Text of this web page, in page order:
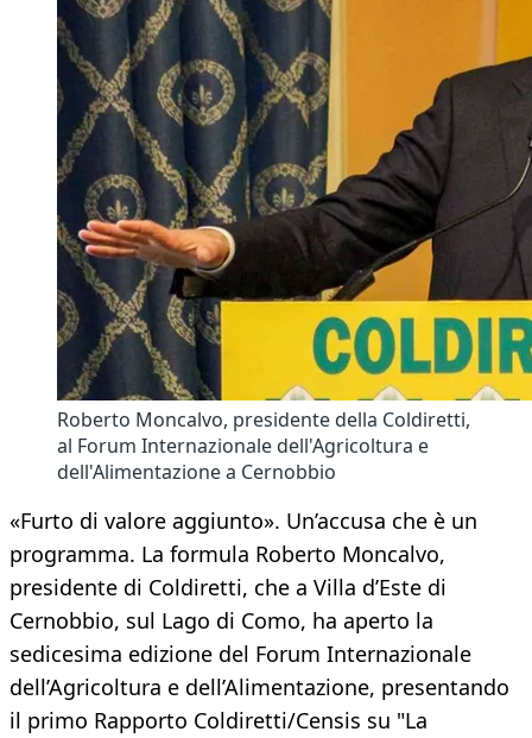
Roberto Moncalvo, presidente della Coldiretti,
al Forum Internazionale dell'Agricoltura e
dell'Alimentazione a Cernobbio
«Furto di valore aggiunto». Un’accusa che è un
programma. La formula Roberto Moncalvo,
presidente di Coldiretti, che a Villa d’Este di
Cernobbio, sul Lago di Como, ha aperto la
sedicesima edizione del Forum Internazionale
dell’Agricoltura e dell’Alimentazione, presentando
il primo Rapporto Coldiretti/Censis su "La